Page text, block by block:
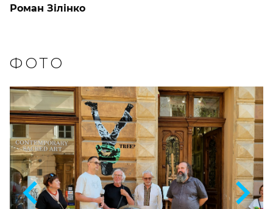
Роман Зілінко
ФОТО